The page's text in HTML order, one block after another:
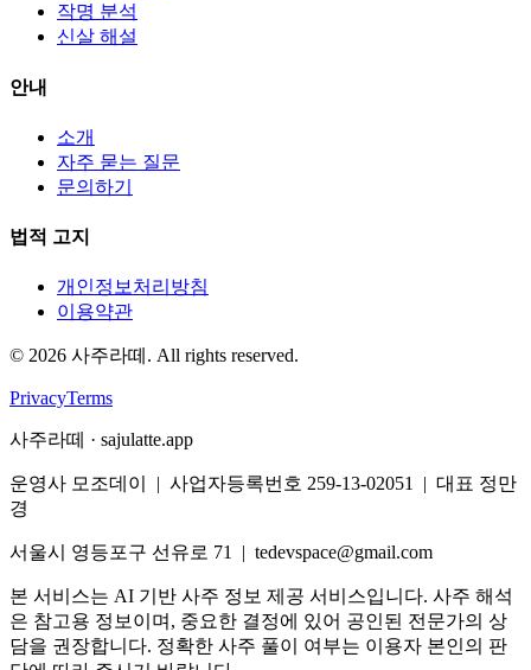
작명 분석
신살 해설
안내
소개
자주 묻는 질문
문의하기
법적 고지
개인정보처리방침
이용약관
© 2026 사주라떼. All rights reserved.
PrivacyTerms
사주라떼 · sajulatte.app
운영사 모조데이 | 사업자등록번호 259-13-02051 | 대표 정만
경
서울시 영등포구 선유로 71 | tedevspace@gmail.com
본 서비스는 AI 기반 사주 정보 제공 서비스입니다. 사주 해석
은 참고용 정보이며, 중요한 결정에 있어 공인된 전문가의 상
담을 권장합니다. 정확한 사주 풀이 여부는 이용자 본인의 판